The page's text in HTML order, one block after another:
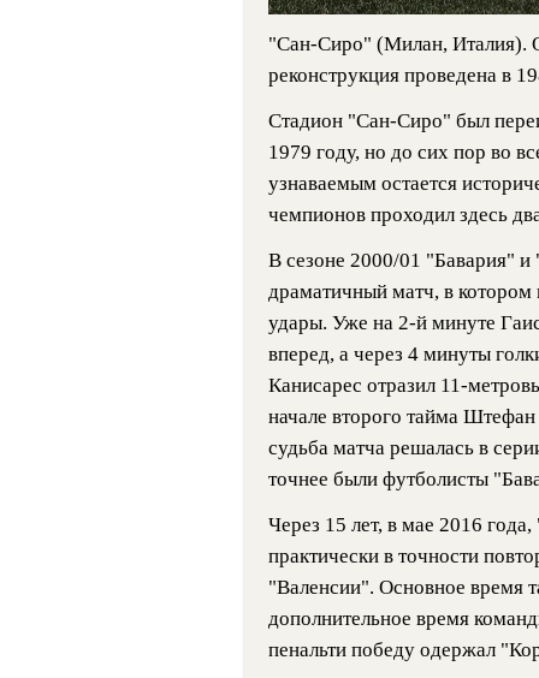
"Сан-Сиро" (Милан, Италия).
реконструкция проведена в
Стадион "Сан-Сиро" был
1979 году, но до сих пор во
узнаваемым остается
чемпионов проходил здесь
В сезоне 2000/01 "Бавария"
драматичный матч, в
удары. Уже на 2-й минуте
вперед, а через 4 минуты
Канисарес отразил 11-
начале второго тайма
судьба матча решалась в
точнее были футболисты
Через 15 лет, в мае 2016
практически в точности
"Валенсии". Основное время
дополнительное время
пенальти победу одержал